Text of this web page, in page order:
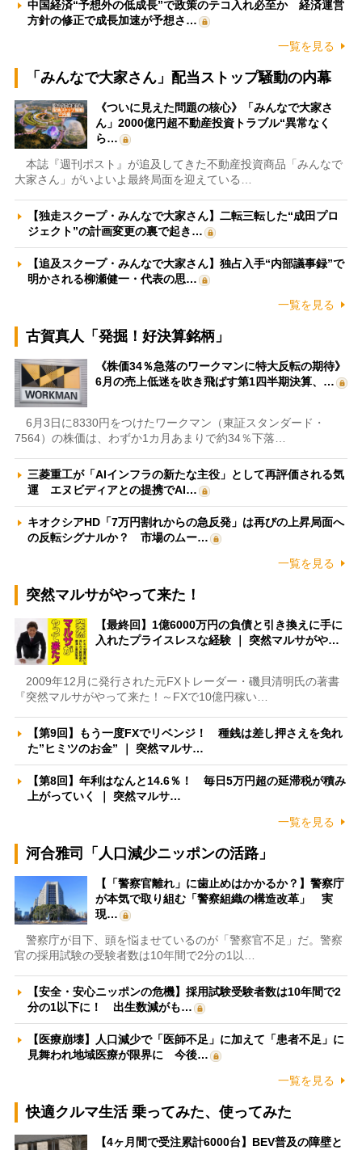
中国経済“予想外の低成長”で政策のテコ入れ必至か 経済運営
方針の修正で成長加速が予想さ…
一覧を見る
「みんなで大家さん」配当ストップ騒動の内幕
《ついに見えた問題の核心》「みんなで大家さ
ん」2000億円超不動産投資トラブル“異常なく
ら…
本誌『週刊ポスト』が追及してきた不動産投資商品「みんなで
大家さん」がいよいよ最終局面を迎えている…
【独走スクープ・みんなで大家さん】二転三転した“成田プロ
ジェクト”の計画変更の裏で起き…
【追及スクープ・みんなで大家さん】独占入手“内部議事録”で
明かされる柳瀬健一・代表の思…
一覧を見る
古賀真人「発掘！好決算銘柄」
《株価34％急落のワークマンに特大反転の期待》
6月の売上低迷を吹き飛ばす第1四半期決算、…
6月3日に8330円をつけたワークマン（東証スタンダード・
7564）の株価は、わずか1カ月あまりで約34％下落…
三菱重工が「AIインフラの新たな主役」として再評価される気
運 エヌビディアとの提携でAI…
キオクシアHD「7万円割れからの急反発」は再びの上昇局面へ
の反転シグナルか？ 市場のムー…
一覧を見る
突然マルサがやって来た！
【最終回】1億6000万円の負債と引き換えに手に
入れたプライスレスな経験 ｜ 突然マルサがや…
2009年12月に発行された元FXトレーダー・磯貝清明氏の著書
『突然マルサがやって来た！～FXで10億円稼い…
【第9回】もう一度FXでリベンジ！ 種銭は差し押さえを免れ
た”ヒミツのお金” ｜ 突然マルサ…
【第8回】年利はなんと14.6％！ 毎日5万円超の延滞税が積み
上がっていく ｜ 突然マルサ…
一覧を見る
河合雅司「人口減少ニッポンの活路」
【「警察官離れ」に歯止めはかかるか？】警察庁
が本気で取り組む「警察組織の構造改革」 実
現…
警察庁が目下、頭を悩ませているのが「警察官不足」だ。警察
官の採用試験の受験者数は10年間で2分の1以…
【安全・安心ニッポンの危機】採用試験受験者数は10年間で2
分の1以下に！ 出生数減がも…
【医療崩壊】人口減少で「医師不足」に加えて「患者不足」に
見舞われ地域医療が限界に 今後…
一覧を見る
快適クルマ生活 乗ってみた、使ってみた
【4ヶ月間で受注累計6000台】BEV普及の障壁と